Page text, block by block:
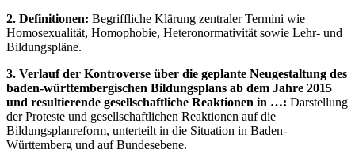
2. Definitionen: Begriffliche Klärung zentraler Termini wie
Homosexualität, Homophobie, Heteronormativität sowie Lehr- und
Bildungspläne.
3. Verlauf der Kontroverse über die geplante Neugestaltung des
baden-württembergischen Bildungsplans ab dem Jahre 2015
und resultierende gesellschaftliche Reaktionen in …: Darstellung
der Proteste und gesellschaftlichen Reaktionen auf die
Bildungsplanreform, unterteilt in die Situation in Baden-
Württemberg und auf Bundesebene.